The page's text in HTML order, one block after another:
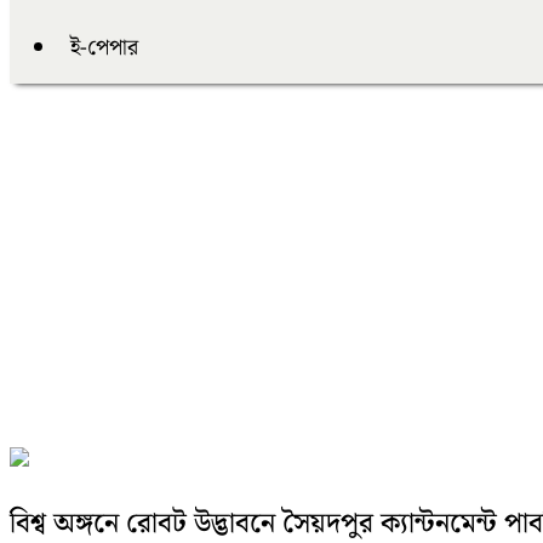
ই-পেপার
বিশ্ব অঙ্গনে রোবট উদ্ভাবনে সৈয়দপুর